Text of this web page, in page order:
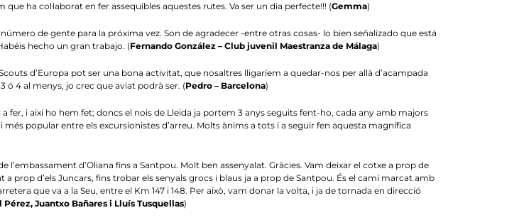
ha col·laborat en fer assequibles aquestes rutes. Va ser un dia perfecte!!! (Gemma)
de gente para la próxima vez. Son de agradecer -entre otras cosas- lo bien señalizado que está
hecho un gran trabajo. (Fernando González – Club juvenil Maestranza de Málaga)
d’Europa pot ser una bona activitat, que nosaltres lligaríem a quedar-nos per allà d’acampada
ó 4 al menys, jo crec que aviat podrà ser. (Pedro – Barcelona)
i així ho hem fet; doncs el nois de Lleida ja portem 3 anys seguits fent-ho, cada any amb majors
popular entre els excursionistes d’arreu. Molts ànims a tots i a seguir fen aquesta magnífica
l’embassament d’Oliana fins a Santpou. Molt ben assenyalat. Gràcies. Vam deixar el cotxe a prop de
a prop d’els Juncars, fins trobar els senyals grocs i blaus ja a prop de Santpou. És el camí marcat amb
que va a la Seu, entre el Km 147 i 148. Per això, vam donar la volta, i ja de tornada en direcció
Juantxo Bañares i Lluís Tusquellas)